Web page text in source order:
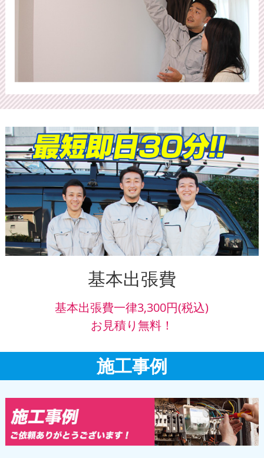
基本出張費
基本出張費一律3,300円(税込)
お見積り無料！
施工事例